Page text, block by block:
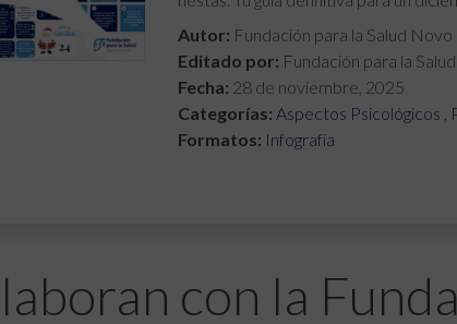
Autor: Fundación para la Salud
Editado por: Fundación para la
Fecha: 28 de noviembre, 2025
Categorías: Aspectos Psicológicos
Formatos: Infografía
con la